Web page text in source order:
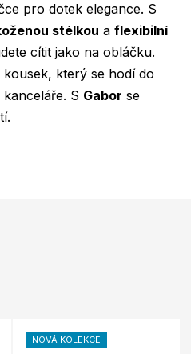
pro dotek elegance. S
stélkou a flexibilní
cítit jako na obláčku.
který se hodí do
S Gabor se
NOVÁ KOLEKCE